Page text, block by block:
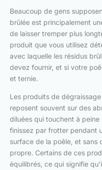
Beaucoup de gens
brûlée est principalement
de laisser tremper plus
produit que vous utilisez
avec laquelle les résidus
devez fournir, et si votre
et ternie.
Les produits de
reposent souvent sur des
diluées qui touchent à
finissez par frotter pendant
surface de la poêle, et sans
propre. Certains de ces
équilibrés, ce qui signifie